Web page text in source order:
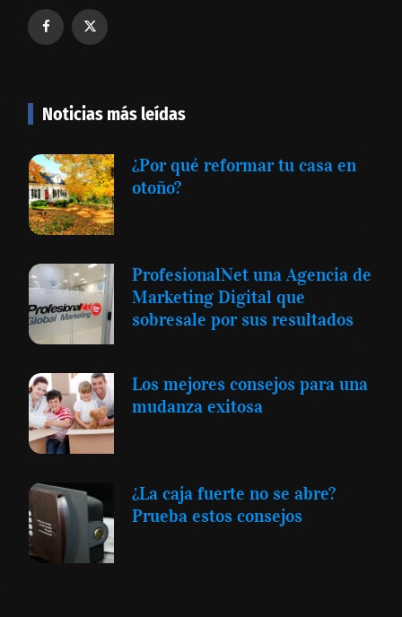
Noticias más leídas
¿Por qué reformar tu casa en
otoño?
ProfesionalNet una Agencia de
Marketing Digital que
sobresale por sus resultados
Los mejores consejos para una
mudanza exitosa
¿La caja fuerte no se abre?
Prueba estos consejos